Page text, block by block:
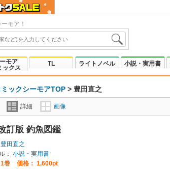
モア！
モア
ックス
TL ライトノベル 小説・実用書
ックシーモアTOP > 豊田直之
詳細 画像
訂版 釣魚図鑑
豊田直之
： 小説・実用書
1巻
価格： 1,600pt